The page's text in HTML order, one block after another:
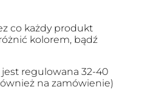
co każdy produkt
kolorem, bądź
jest regulowana 32-40
na zamówienie)